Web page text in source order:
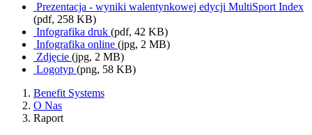
Prezentacja - wyniki walentynkowej edycji MultiSport Index
(pdf, 258 KB)
Infografika druk (pdf, 42 KB)
Infografika online (jpg, 2 MB)
Zdjęcie (jpg, 2 MB)
Logotyp (png, 58 KB)
Benefit Systems
O Nas
Raport